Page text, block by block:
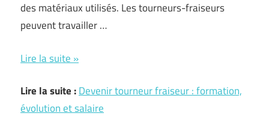
des matériaux utilisés. Les tourneurs-fraiseurs
peuvent travailler …
Devenir
fraiseur
:
Lire la suite »
Lire la suite :Devenir tourneur fraiseur : formation,
évolution et salaire